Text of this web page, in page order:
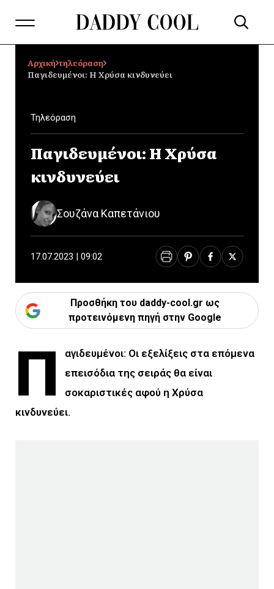
Αρχική τηλεόραση
Παγιδευμένοι: Η Χρύσα κινδυνεύει
Τηλεόραση
Παγιδευμένοι: Η Χρύσα
κινδυνεύει
Σουζάνα Καπετάνιου
17.07.2023 | 09:02
Προσθήκη του daddy-cool.gr ως
προτεινόμενη πηγή στην Google
Π
αγιδευμένοι: Οι εξελίξεις στα επόμενα
επεισόδια της σειράς θα είναι
σοκαριστικές αφού η Χρύσα
κινδυνεύει.